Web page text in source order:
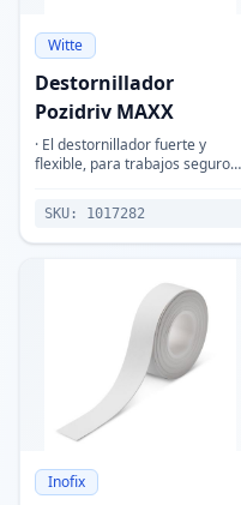
Witte
Destornillador
Pozidriv MAXX
· El destornillador fuerte y
flexible, para trabajos seguros
gris/azul. · Varilla de acero esp
SKU: 1017282
Inofix